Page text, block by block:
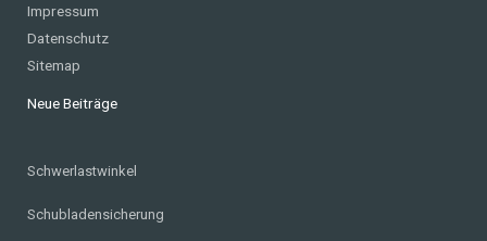
Impressum
Datenschutz
Sitemap
Neue Beiträge
Schwerlastwinkel
Schubladensicherung